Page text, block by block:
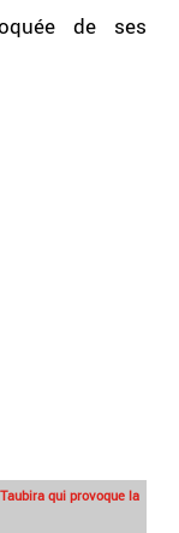
de ses
qui provoque la